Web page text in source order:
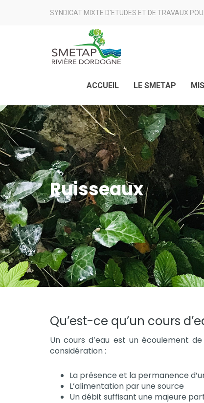
SYNDICAT MIXTE D'ETUDES ET DE TRAVAUX
ACCUEIL LE SMETAP
Ruisseaux
Qu’est-ce qu’un cours
Un cours d’eau est un écoulement
considération :
La présence et la permanence
L’alimentation par une source
Un débit suffisant une majeure